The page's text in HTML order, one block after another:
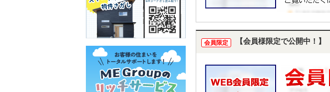
会員限定 【会員様限定で公開中！】